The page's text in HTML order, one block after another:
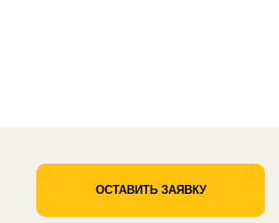
ОСТАВИТЬ ЗАЯВКУ